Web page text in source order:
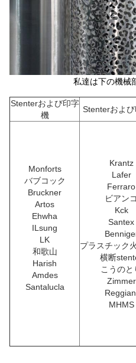
私達は下の機械
Stenterおよび印字
機
Stenterおよ
Monforts
バブコック
Bruckner
Artos
Ehwha
ILsung
LK
和歌山
Harish
Amdes
Santalucla
Krantz
Lafer
Ferraro
ビアンコ
Kck
Santex
プラスチック
横断
こうのと
Zimmer
MHMS